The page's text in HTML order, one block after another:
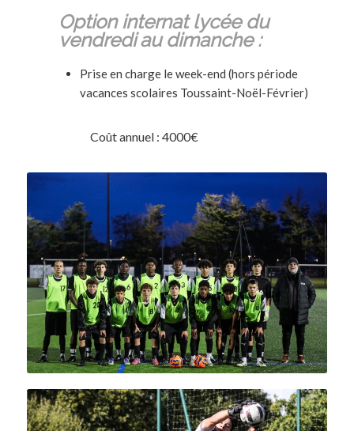
Option internat lycée du
vendredi au dimanche :
Prise en charge le week-end (hors période
vacances scolaires Toussaint-Noël-Février)
Coût annuel : 4000€